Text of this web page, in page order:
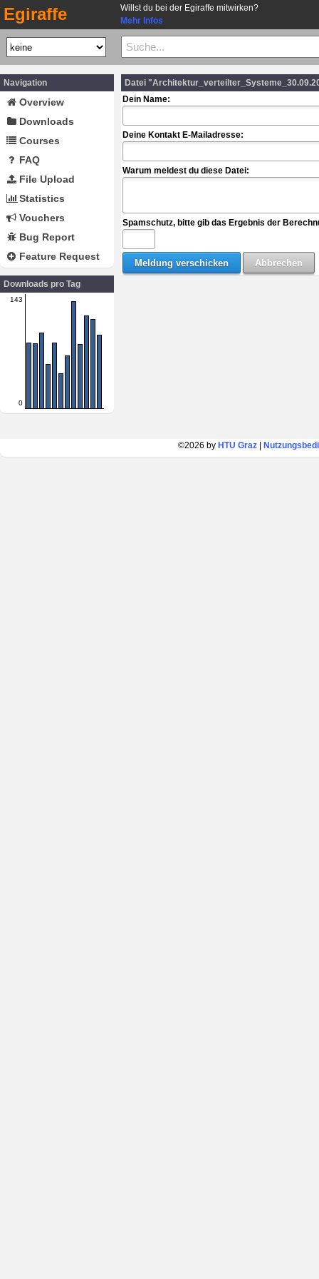
Egiraffe
Willst du bei der Egiraffe mitwirken?
Mehr Infos
Navigation
Overview
Downloads
Courses
FAQ
File Upload
Statistics
Vouchers
Bug Report
Feature Request
Downloads pro Tag
143
0
Datei
Dein Name:
Deine Kontakt E-Mailadresse:
Warum meldest du diese Datei:
Spamschutz, bitte gib das Ergebnis der
©2026 by HTU Graz|